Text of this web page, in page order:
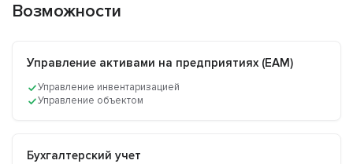
Возможности
Управление активами на предприятиях (EAM)
Управление инвентаризацией
Управление объектом
Бухгалтерский учет